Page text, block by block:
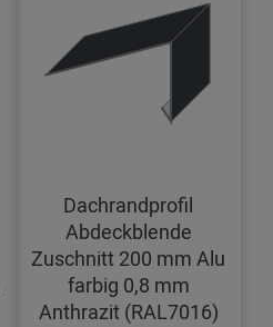
Dachrandprofil
Abdeckblende
Zuschnitt 200 mm Alu
farbig 0,8 mm
Anthrazit (RAL7016)